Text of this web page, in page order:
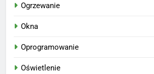
Ogrzewanie
Okna
Oprogramowanie
Oświetlenie